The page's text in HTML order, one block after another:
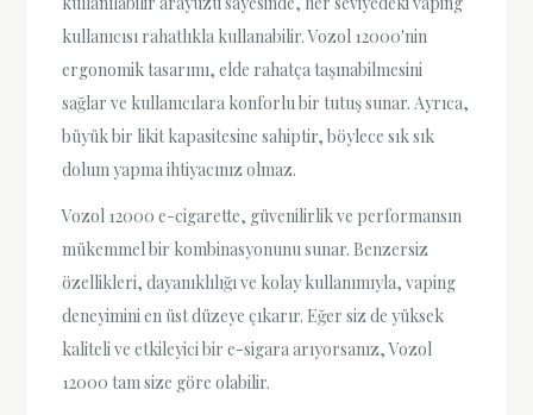
kullanıcısı rahatlıkla kullanabilir. Vozol 12000'nin
ergonomik tasarımı, elde rahatça taşınabilmesini
sağlar ve kullanıcılara konforlu bir tutuş sunar. Ayrıca,
büyük bir likit kapasitesine sahiptir, böylece sık sık
dolum yapma ihtiyacınız olmaz.
Vozol 12000 e-cigarette, güvenilirlik ve performansın
mükemmel bir kombinasyonunu sunar. Benzersiz
özellikleri, dayanıklılığı ve kolay kullanımıyla, vaping
deneyimini en üst düzeye çıkarır. Eğer siz de yüksek
kaliteli ve etkileyici bir e-sigara arıyorsanız, Vozol
12000 tam size göre olabilir.